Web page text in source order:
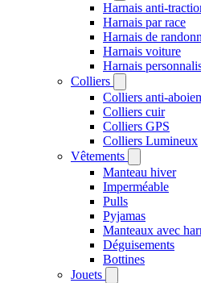
Harnais anti-
Harnais par race
Harnais de
Harnais voiture
Harnais
Colliers
Colliers anti-
Colliers cuir
Colliers GPS
Colliers Lumineux
Vêtements
Manteau hiver
Imperméable
Pulls
Pyjamas
Manteaux avec
Déguisements
Bottines
Jouets